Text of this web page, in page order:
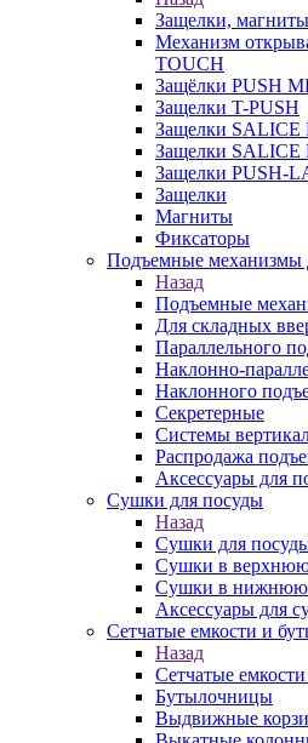
Защелки, магниты
Механизм
TOUCH
Защёлки PUSH
Защелки T-PUSH
Защелки
Защелки SALICE
Защелки PUSH-
Защелки
Магниты
Фиксаторы
Подъемные механизмы
Назад
Подъемные
Для складных
Параллельного
Наклонно-
Наклонного
Секретерные
Системы
Распродажа
Аксессуары для
Сушки для посуды
Назад
Сушки для
Сушки в
Сушки в нижнюю
Аксессуары для
Сетчатые емкости и
Назад
Сетчатые
Бутылочницы
Выдвижные